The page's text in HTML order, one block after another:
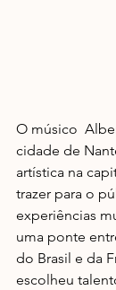
O músico
cidade de
artística na
trazer para o
experiências
uma ponte
do Brasil e da
escolheu